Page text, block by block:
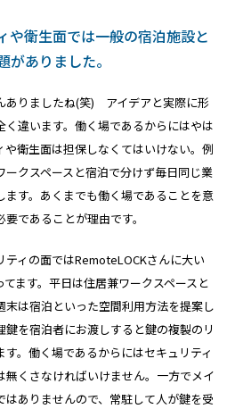
や衛生面では一般の宿泊施設と
がありました。
ありましたね(笑) アイデアと実際に形
く違います。働く場であるからにはやは
や衛生面は担保しなくてはいけない。例
ークスペースと宿泊で分けず毎日同じ業
ます。あくまでも働く場であることを意
であることが理由です。
ティの面ではRemoteLOCKさんに大い
てます。平日は住居兼ワークスペースと
末は宿泊といった空間利用方法を提案し
鍵を宿泊者にお渡しすると鍵の複製のリ
す。働く場であるからにはセキュリティ
無くさなければいけません。一方でメイ
はありませんので、常駐して人が鍵を受